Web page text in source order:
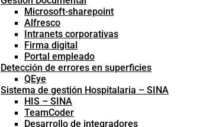
Microsoft-sharepoint
Alfresco
Intranets corporativas
Firma digital
Portal empleado
Detección de errores en superficies
QEye
Sistema de gestión Hospitalaria – SINA
HIS – SINA
TeamCoder
Desarrollo de integradores